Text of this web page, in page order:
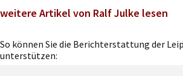
weitere Artikel von Ralf Julke lesen
So können Sie die Berichterstattung der
unterstützen: